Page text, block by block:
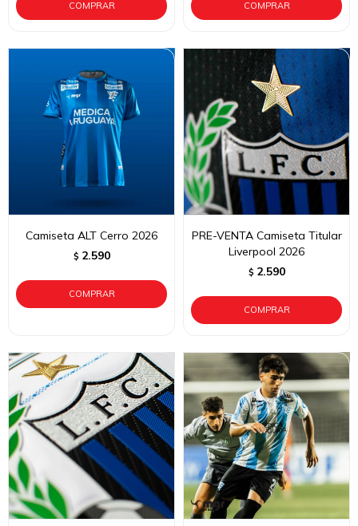
Camiseta ALT Cerro 2026
$ 2.590
PRE-VENTA Camiseta Titular
Liverpool 2026
$ 2.590